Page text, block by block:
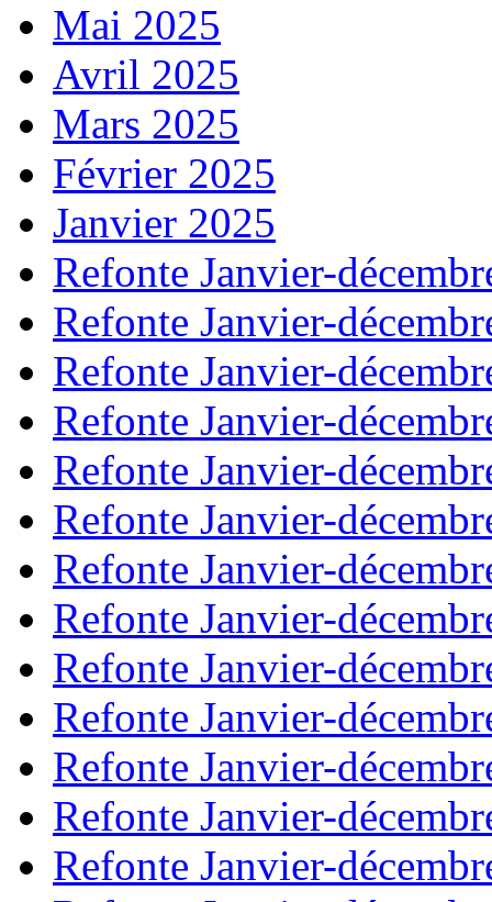
Mai 2025
Avril 2025
Mars 2025
Février 2025
Janvier 2025
Refonte Janvier-
Refonte Janvier-
Refonte Janvier-
Refonte Janvier-
Refonte Janvier-
Refonte Janvier-
Refonte Janvier-
Refonte Janvier-
Refonte Janvier-
Refonte Janvier-
Refonte Janvier-
Refonte Janvier-
Refonte Janvier-